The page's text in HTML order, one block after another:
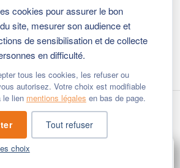
cookies pour assurer le bon
site, mesurer son audience et
de sensibilisation et de collecte
en difficulté.
tous les cookies, les refuser ou
autorisez. Votre choix est modifiable
le lien mentions légales en bas de page.
Tout refuser
choix
cedex
58
- © 2026 Habitat & Humanisme